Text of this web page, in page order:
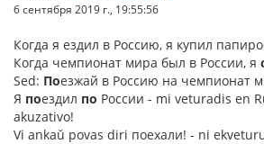
6 сентября 2019 г., 19:55:56
Когда я ездил в Россию, я купил
Когда чемпионат мира был в России, я
Sed: Поезжай в Россию на чемпионат
Я поездил по России - mi veturadis en
akuzativo!
Vi ankaŭ povas diri поехали! - ni